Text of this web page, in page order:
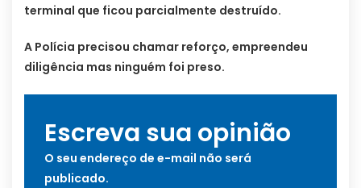
terminal que ficou parcialmente destruído.
A Polícia precisou chamar reforço, empreendeu
diligência mas ninguém foi preso.
Escreva sua opinião
O seu endereço de e-mail não será
publicado.